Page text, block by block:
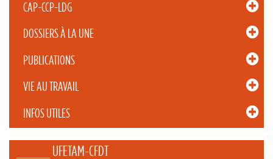
CAP-CCP-LDG
DOSSIERS À LA UNE
PUBLICATIONS
VIE AU TRAVAIL
INFOS UTILES
_____ UFETAM-CFDT